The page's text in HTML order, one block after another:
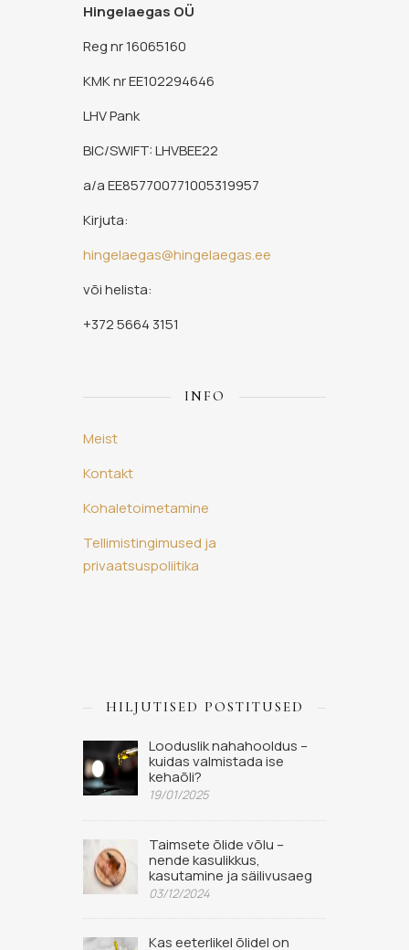
Hingelaegas OÜ
Reg nr 16065160
KMK nr EE102294646
LHV Pank
BIC/SWIFT: LHVBEE22
a/a EE857700771005319957
Kirjuta:
hingelaegas@hingelaegas.ee
või helista:
+372 5664 3151
INFO
Meist
Kontakt
Kohaletoimetamine
Tellimistingimused ja
privaatsuspoliitika
HILJUTISED POSTITUSED
Looduslik nahahooldus –
kuidas valmistada ise
kehaõli?
19/01/2025
Taimsete õlide võlu –
nende kasulikkus,
kasutamine ja säilivusaeg
03/12/2024
Kas eeterlikel õlidel on